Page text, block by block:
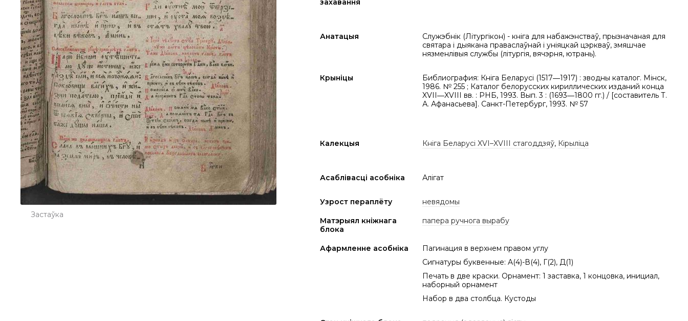
Застаўка
захавання
Анатацыя
Служэбнік (Літургікон) - кніга для набажэнстваў, прызначаная для
святара і дыякана праваслаўнай і уніяцкай цэркваў, змяшчае
нязменлівыя службы (літургія, вячэрня, ютрань).
Крыніцы
Библиография: Кніга Беларусі (1517―1917) : зводны каталог. Мінск,
1986. № 255 ; Каталог белорусских кириллических изданий конца
XVII―XVIII вв. : РНБ, 1993. Вып. 3 : (1693―1800 гг.) / [составитель Т.
А. Афанасьева]. Санкт-Петербург, 1993. № 57
Калекцыя Кніга Беларусі XVI–XVIII стагоддзяў, Кірыліца
Асаблівасці асобніка Алігат
Узрост пераплёту невядомы
Матэрыял кніжнага
блока
папера ручнога вырабу
Афармленне асобніка
Пагинация в верхнем правом углу
Сигнатуры буквенные: A(4)-В(4), Г(2), Д(1)
Печать в две краски. Орнамент: 1 заставка, 1 концовка, инициал,
наборный орнамент
Набор в два столбца. Кустоды